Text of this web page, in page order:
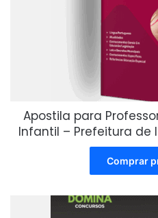
Apostila para
Infantil – Prefeitura de
Comprar